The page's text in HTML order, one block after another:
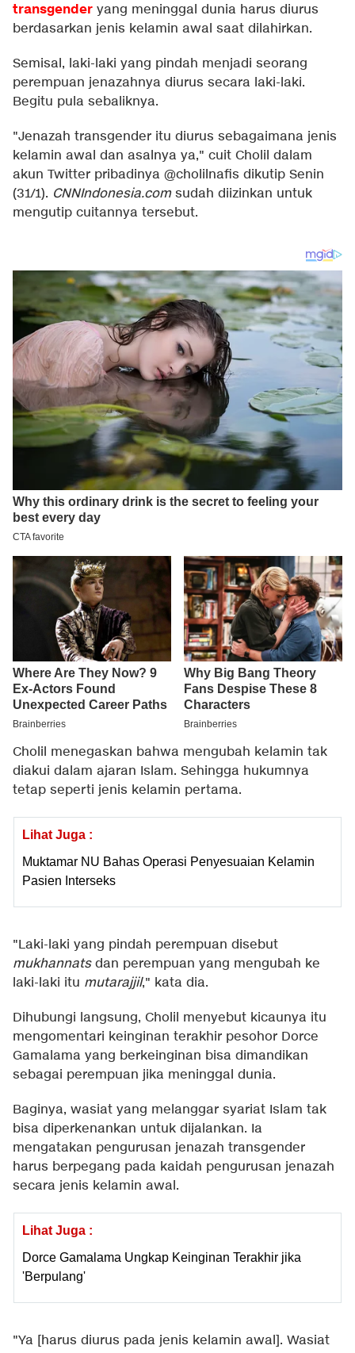
transgender yang meninggal dunia harus diurus
berdasarkan jenis kelamin awal saat dilahirkan.
Semisal, laki-laki yang pindah menjadi seorang
perempuan jenazahnya diurus secara laki-laki.
Begitu pula sebaliknya.
"Jenazah transgender itu diurus sebagaimana jenis
kelamin awal dan asalnya ya," cuit Cholil dalam
akun Twitter pribadinya @cholilnafis dikutip Senin
(31/1). CNNIndonesia.comsudah diizinkan untuk
mengutip cuitannya tersebut.
Cholil menegaskan bahwa mengubah kelamin tak
diakui dalam ajaran Islam. Sehingga hukumnya
tetap seperti jenis kelamin pertama.
Lihat Juga :
Muktamar NU Bahas Operasi Penyesuaian Kelamin
Pasien Interseks
"Laki-laki yang pindah perempuan disebut
mukhannatsdan perempuan yang mengubah ke
laki-laki itu mutarajjil," kata dia.
Dihubungi langsung, Cholil menyebut kicaunya itu
mengomentari keinginan terakhir pesohor Dorce
Gamalama yang berkeinginan bisa dimandikan
sebagai perempuan jika meninggal dunia.
Baginya, wasiat yang melanggar syariat Islam tak
bisa diperkenankan untuk dijalankan. Ia
mengatakan pengurusan jenazah transgender
harus berpegang pada kaidah pengurusan jenazah
secara jenis kelamin awal.
Lihat Juga :
Dorce Gamalama Ungkap Keinginan Terakhir jika
'Berpulang'
"Ya [harus diurus pada jenis kelamin awal]. Wasiat